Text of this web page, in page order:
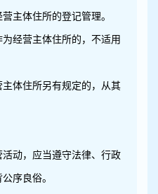
主体住所的登记管理。
经营主体住所的，不适用
体住所另有规定的，从其
动，应当遵守法律、行政
序良俗。